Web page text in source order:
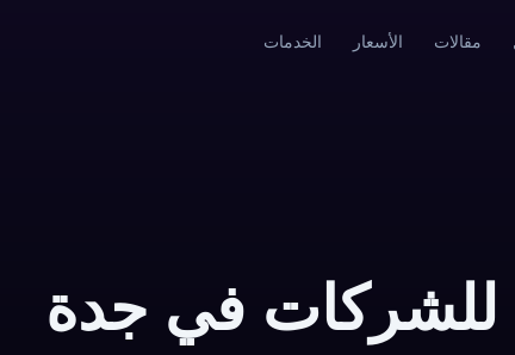
الخدمات الأسعار مقالات
للشركات في جدة